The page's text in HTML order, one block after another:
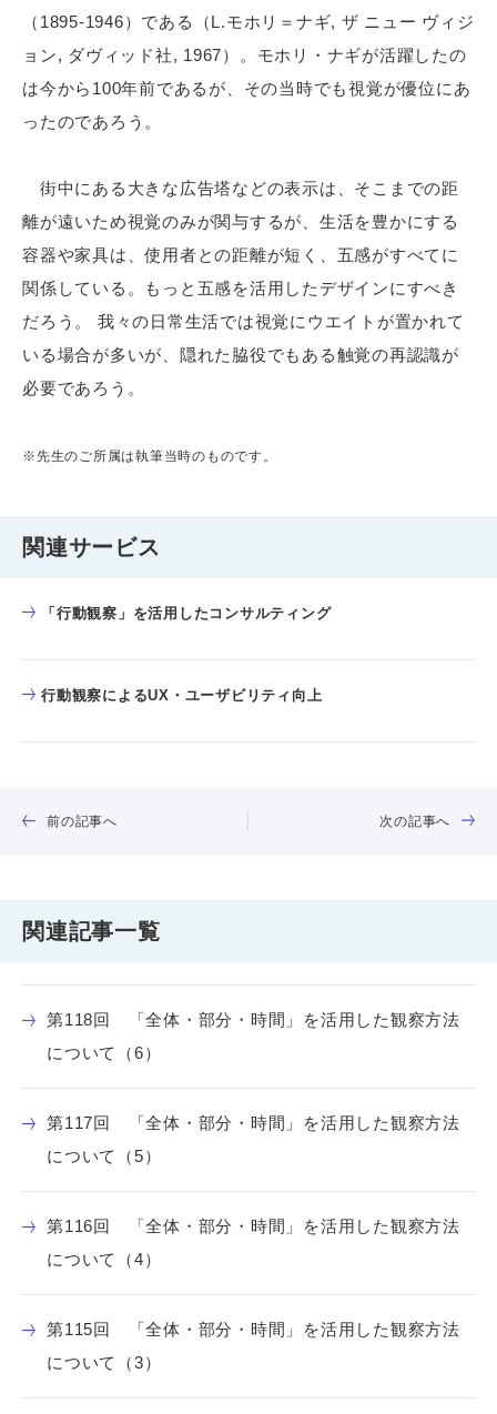
（1895-1946）である（L.モホリ＝ナギ, ザ ニュー ヴィジ
ョン, ダヴィッド社, 1967）。モホリ・ナギが活躍したの
は今から100年前であるが、その当時でも視覚が優位にあ
ったのであろう。
街中にある大きな広告塔などの表示は、そこまでの距
離が遠いため視覚のみが関与するが、生活を豊かにする
容器や家具は、使用者との距離が短く、五感がすべてに
関係している。もっと五感を活用したデザインにすべき
だろう。 我々の日常生活では視覚にウエイトが置かれて
いる場合が多いが、隠れた脇役でもある触覚の再認識が
必要であろう。
※先生のご所属は執筆当時のものです。
関連サービス
「行動観察」を活用したコンサルティング
行動観察によるUX・ユーザビリティ向上
前の記事へ 次の記事へ
関連記事一覧
第118回 「全体・部分・時間」を活用した観察方法
について（6）
第117回 「全体・部分・時間」を活用した観察方法
について（5）
第116回 「全体・部分・時間」を活用した観察方法
について（4）
第115回 「全体・部分・時間」を活用した観察方法
について（3）